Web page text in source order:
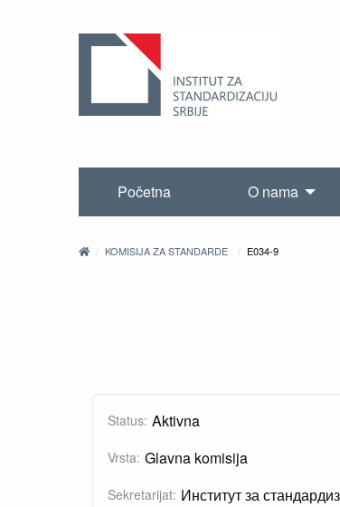
Početna O nama
KOMISIJA ZA STANDARDE E034-9
Status: Aktivna
Vrsta: Glavna komisija
Sekretarijat: Институт за